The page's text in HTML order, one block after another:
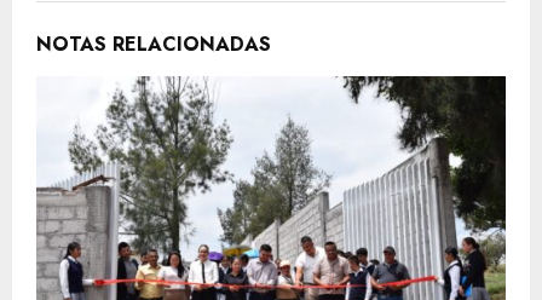
NOTAS RELACIONADAS